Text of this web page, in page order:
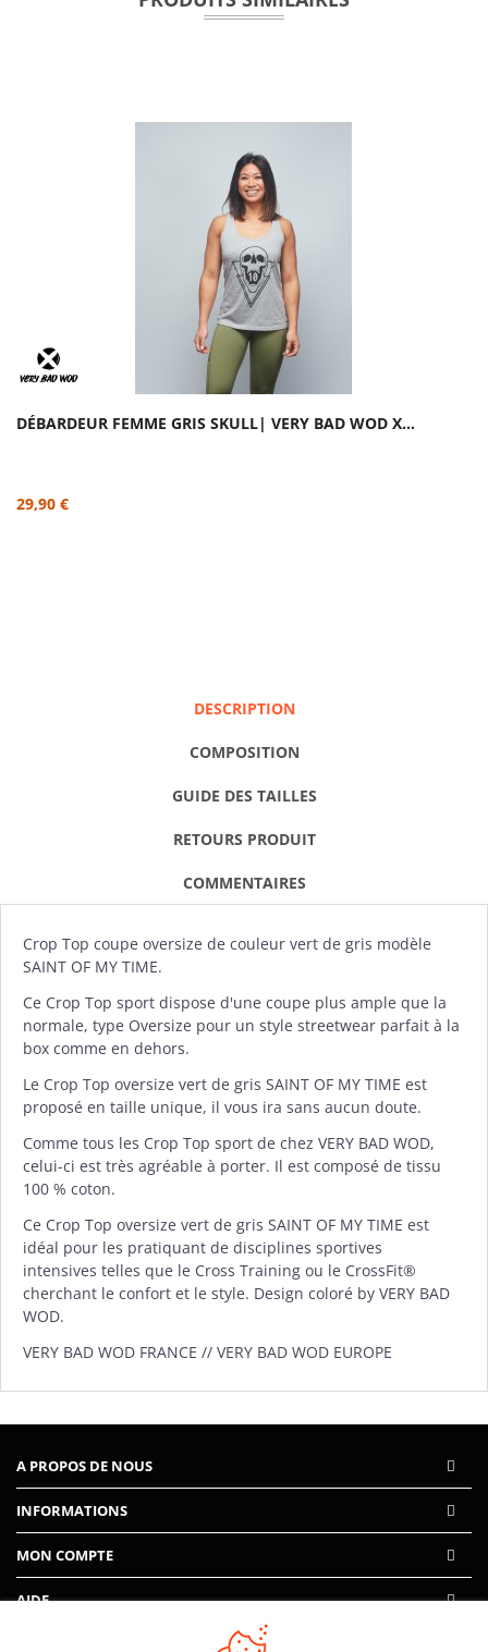
DÉBARDEUR FEMME GRIS SKULL| VERY BAD WOD X...
29,90 €
DESCRIPTION
COMPOSITION
GUIDE DES TAILLES
RETOURS PRODUIT
COMMENTAIRES
Crop Top coupe oversize de couleur vert de gris modèle
SAINT OF MY TIME.
Ce Crop Top sport dispose d'une coupe plus ample que la
normale, type Oversize pour un style streetwear parfait à la
box comme en dehors.
Le Crop Top oversize vert de gris SAINT OF MY TIME est
proposé en taille unique, il vous ira sans aucun doute.
Comme tous les Crop Top sport de chez VERY BAD WOD,
celui-ci est très agréable à porter. Il est composé de tissu
100 % coton.
Ce Crop Top oversize vert de gris SAINT OF MY TIME est
idéal pour les pratiquant de disciplines sportives
intensives telles que le Cross Training ou le CrossFit®
cherchant le confort et le style. Design coloré by VERY BAD
WOD.
VERY BAD WOD FRANCE // VERY BAD WOD EUROPE
A PROPOS DE NOUS
INFORMATIONS
MON COMPTE
AIDE